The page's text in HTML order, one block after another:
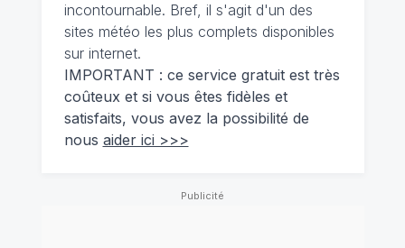
incontournable. Bref, il s'agit d'un des
sites météo les plus complets disponibles
sur internet.
IMPORTANT : ce service gratuit est très
coûteux et si vous êtes fidèles et
satisfaits, vous avez la possibilité de
nous aider ici >>>